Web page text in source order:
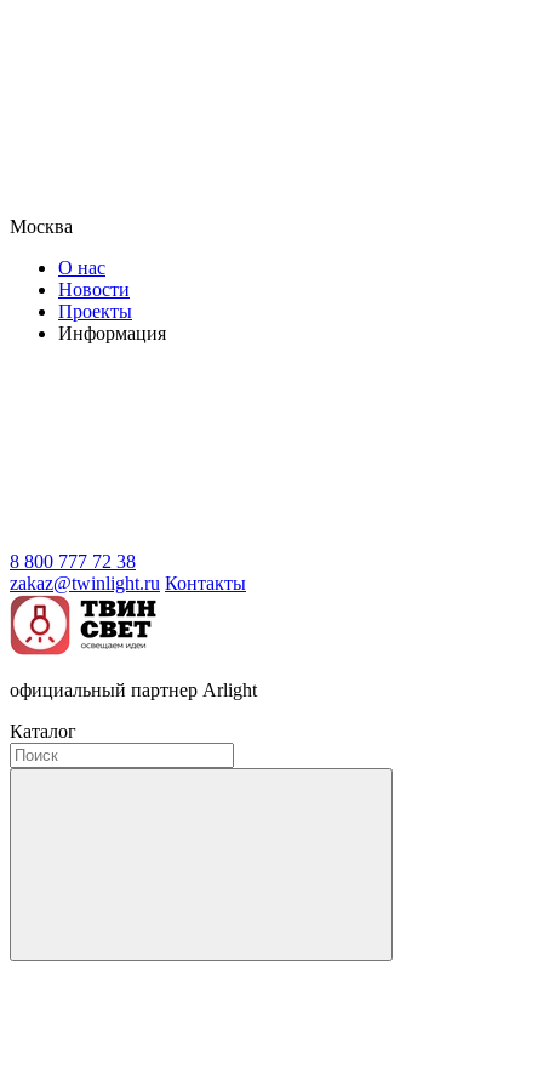
Москва
О нас
Новости
Проекты
Информация
8 800 777 72 38
zakaz@twinlight.ru Контакты
официальный партнер Arlight
Каталог